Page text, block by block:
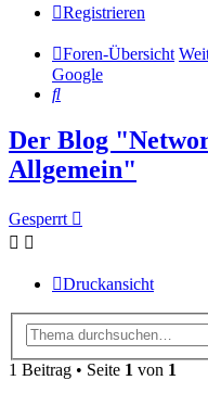
Registrieren
Foren-Übersicht
Google
Suche
Der Blog
Allgemein"
Gesperrt
Druckansicht
1 Beitrag • Seite 1 von 1